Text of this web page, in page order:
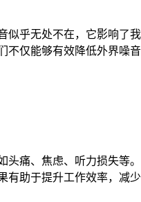
乎无处不在，它影响了
仅能够有效降低外界噪
痛、焦虑、听力损失等
助于提升工作效率，减少